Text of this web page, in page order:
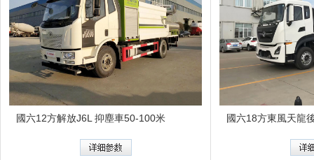
國六12方解放J6L 抑塵車50-100米 國六18方東風天龍